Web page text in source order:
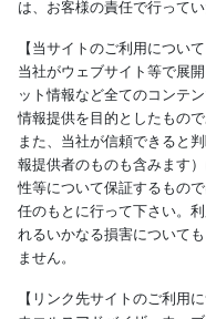
は、お客様の責任で行って
【当サイトのご利用について
当社がウェブサイト等で展
ット情報など全てのコンテ
情報提供を目的としたもの
また、当社が信頼できると
報提供者のものも含みます
性等について保証するもの
任のもとに行って下さい。
れるいかなる損害について
ません。
【リンク先サイトのご利用に